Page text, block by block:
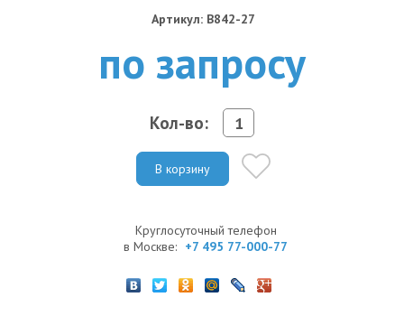
Артикул: B842-27
по запросу
Кол-во:
В корзину
Круглосуточный телефон
в Москве: +7 495 77-000-77